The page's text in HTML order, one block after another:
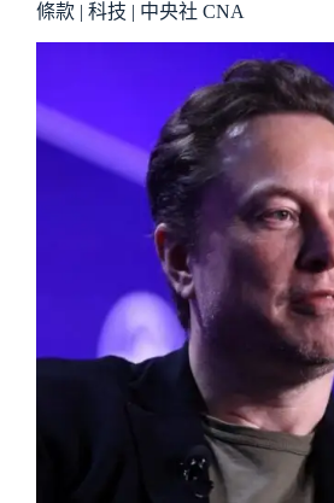
條款 | 科技 | 中央社 CNA